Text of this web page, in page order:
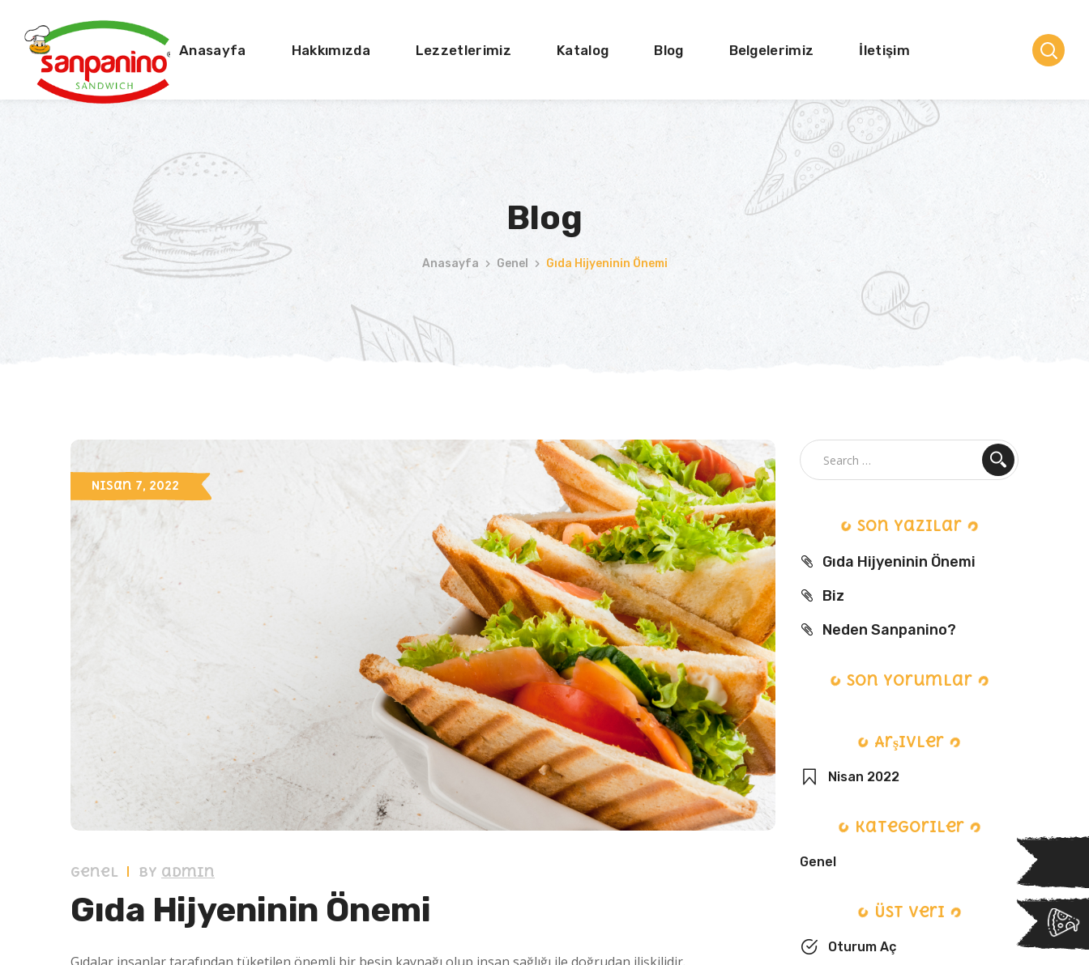
Anasayfa Hakkımızda Lezzetlerimiz Katalog Blog Belgelerimiz İletişim
Blog
Anasayfa Genel Gıda Hijyeninin Önemi
Nisan 7, 2022
Genel by admin
Gıda Hijyeninin Önemi
Son Yazılar
Gıda Hijyeninin Önemi
Biz
Neden Sanpanino?
Son yorumlar
Arşivler
Nisan 2022
Kategoriler
Genel
Üst veri
Oturum Aç